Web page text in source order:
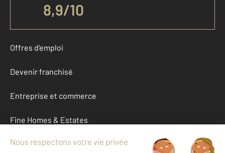
8,9/10
Offres d'emploi
Devenir franchisé
Entreprise et commerce
Fine Homes & Estates
À propos